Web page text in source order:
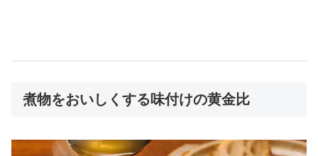
煮物をおいしくする味付けの黄金比